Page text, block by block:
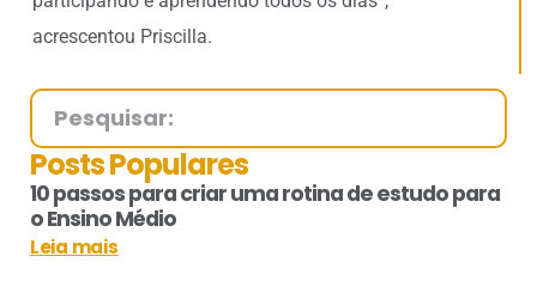
acrescentou Priscilla.
Posts Populares
10 passos para criar uma rotina de estudo para
o Ensino Médio
Leia mais